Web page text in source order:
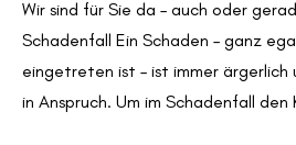
Wir sind für Sie da – auch oder
Schadenfall Ein Schaden – ganz
eingetreten ist – ist immer ärgerlich
in Anspruch. Um im Schadenfall